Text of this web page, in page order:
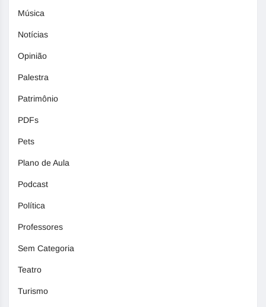
Música
Notícias
Opinião
Palestra
Patrimônio
PDFs
Pets
Plano de Aula
Podcast
Política
Professores
Sem Categoria
Teatro
Turismo